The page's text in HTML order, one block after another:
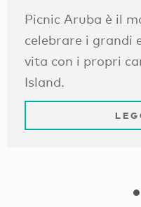
Picnic Aruba è il
celebrare i grandi
vita con i propri
Island.